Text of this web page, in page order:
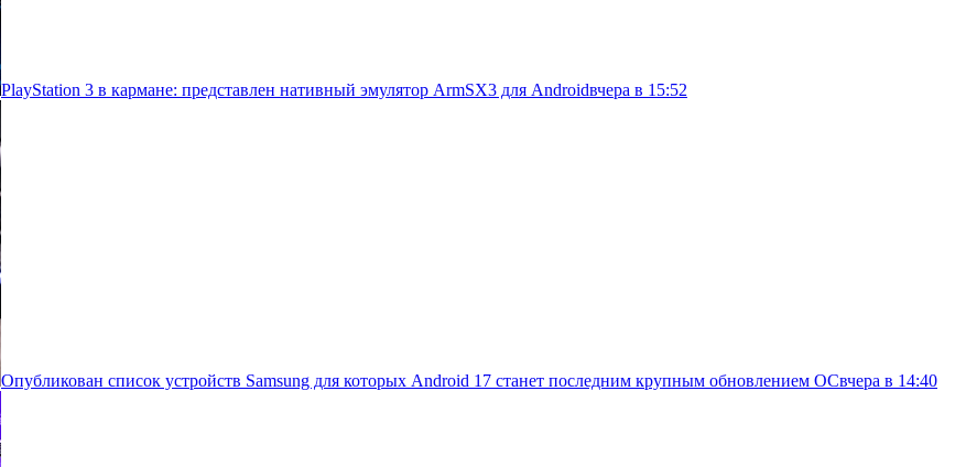
PlayStation 3 в кармане: представлен нативный эмулятор ArmSX3 для Androidвчера в 15:52
Опубликован список устройств Samsung для которых Android 17 станет последним крупным обновлением ОСвчера в 14:40